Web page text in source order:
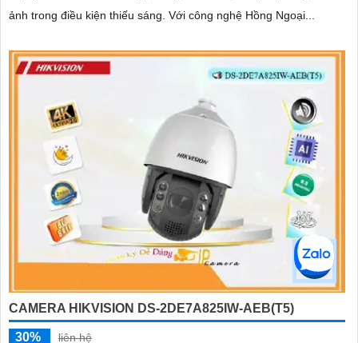
ảnh trong điều kiện thiếu sáng. Với công nghệ Hồng Ngoại...
CAMERA HIKVISION DS-2DE7A825IW-AEB(T5)
30% liên hệ